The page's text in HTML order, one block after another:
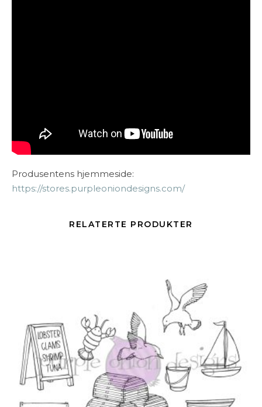
Produsentens hjemmeside:
https://stores.purpleoniondesigns.com/
RELATERTE PRODUKTER